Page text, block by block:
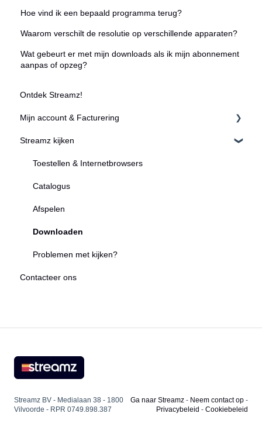
Hoe vind ik een bepaald programma terug?
Waarom verschilt de resolutie op verschillende apparaten?
Wat gebeurt er met mijn downloads als ik mijn abonnement
aanpas of opzeg?
Ontdek Streamz!
Mijn account & Facturering
Registreren & Aanmelden
Accountgegevens
Abonnementen
Je Streamz-account delen
Profielen voor jong en oud
Facturering
Streamz kijken
Toestellen & Internetbrowsers
Catalogus
Afspelen
Downloaden
Problemen met kijken?
Contacteer ons
Streamz BV - Medialaan 38 - 1800
Vilvoorde - RPR 0749.898.387
Ga naar Streamz - Neem contact op -
Privacybeleid - Cookiebeleid